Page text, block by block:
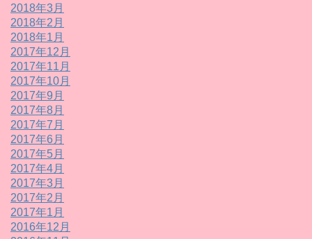
2018年3月
2018年2月
2018年1月
2017年12月
2017年11月
2017年10月
2017年9月
2017年8月
2017年7月
2017年6月
2017年5月
2017年4月
2017年3月
2017年2月
2017年1月
2016年12月